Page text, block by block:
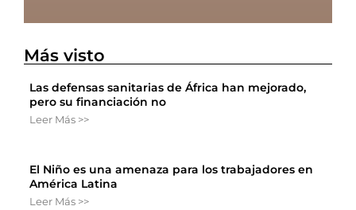
Más visto
Las defensas sanitarias de África han mejorado,
pero su financiación no
Leer Más >>
El Niño es una amenaza para los trabajadores en
América Latina
Leer Más >>